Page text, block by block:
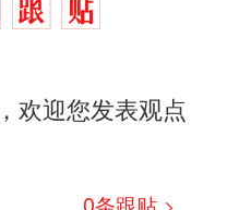
欢迎您发表观点